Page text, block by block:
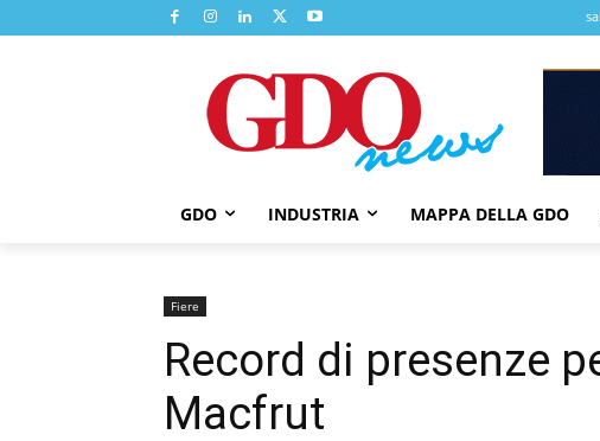
GDO INDUSTRIA MAPPA DELLA GDO
Fiere
Record di presenze
Macfrut